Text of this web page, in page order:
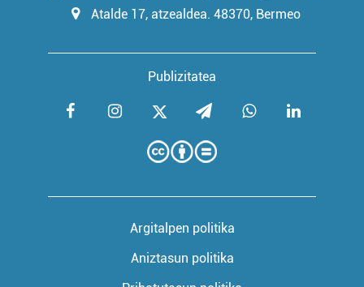
Publizitatea
Atalde 17, atzealdea. 48370, Bermeo
Argitalpen politika
Aniztasun politika